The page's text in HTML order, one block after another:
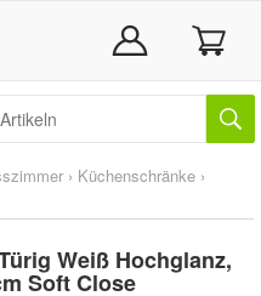
› Küchenschränke ›
Weiß Hochglanz,
Soft Close